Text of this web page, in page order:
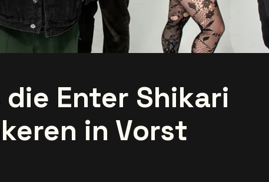
Enter Shikari
in Vorst